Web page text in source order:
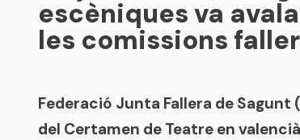
escèniques va
les comissions
Federació Junta Fallera de Sagunt
del Certamen de Teatre en valencià